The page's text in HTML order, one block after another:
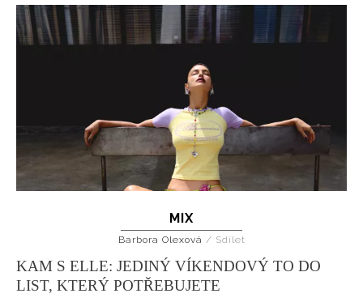
MIX
Barbora Olexová / Sdílet
KAM S ELLE: JEDINÝ VÍKENDOVÝ TO DO
LIST, KTERÝ POTŘEBUJETE